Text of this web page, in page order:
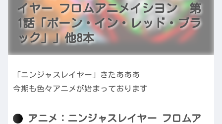
イヤー フロムアニメイシヨン 第
1話「ボーン・イン・レッド・ブラ
ック」」他8本
「ニンジャスレイヤー」きたあああ
今期も色々アニメが始まっております
アニメ：ニンジャスレイヤー フロムア